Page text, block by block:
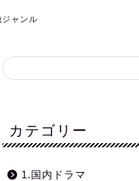
ジャンル
カテゴリー
1.国内ドラマ